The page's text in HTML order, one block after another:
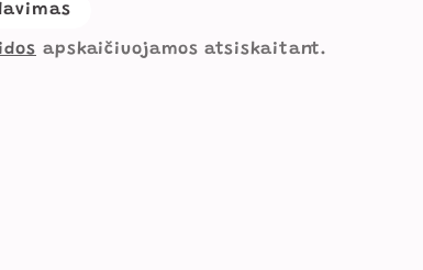
apskaičiuojamos atsiskaitant.